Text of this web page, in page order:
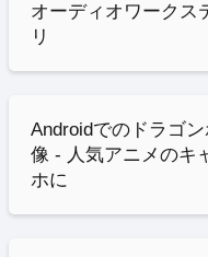
オーディオワークス
リ
Androidでのドラゴ
像 - 人気アニメのキ
ホに